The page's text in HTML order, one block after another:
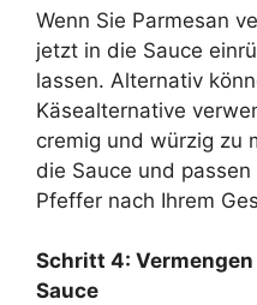
Wenn Sie Parmesan
jetzt in die Sauce
lassen. Alternativ
Käsealternative
cremig und würzig zu
die Sauce und
Pfeffer nach Ihrem
Schritt 4:
Sauce